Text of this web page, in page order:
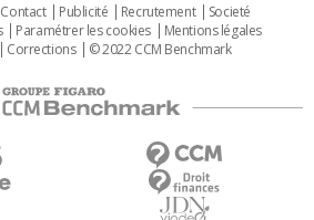
Contact Publicité Recrutement
Societé
Paramétrer les cookies
Mentions légales
Corrections © 2022 CCM Benchmark